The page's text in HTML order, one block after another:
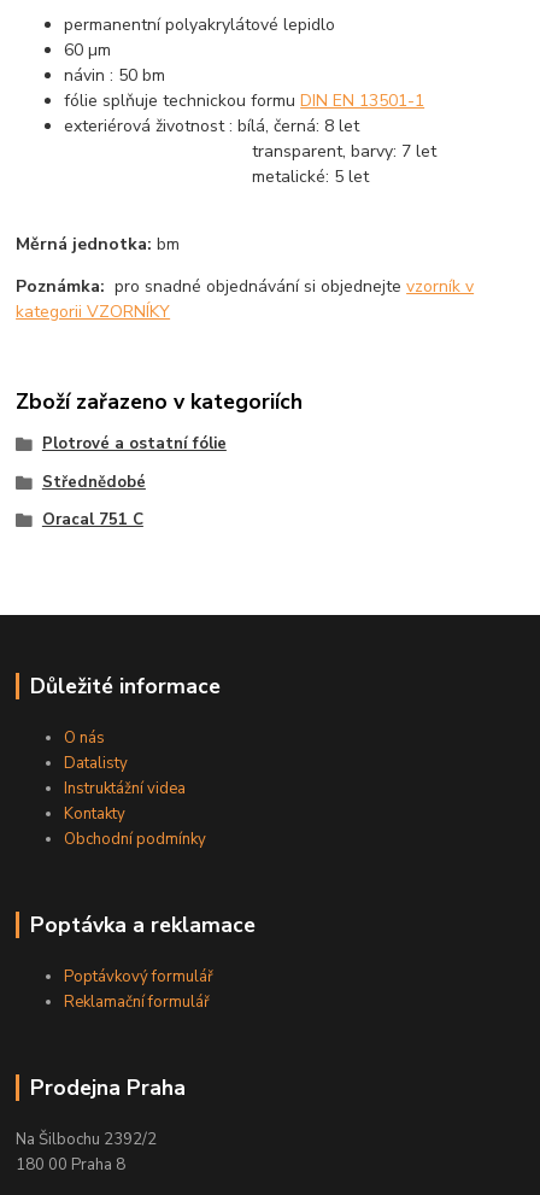
permanentní polyakrylátové lepidlo
60 µm
návin : 50 bm
fólie splňuje technickou formuDIN EN 13501-1
exteriérová životnost : bílá, černá: 8 let
transparent, barvy: 7 let
metalické: 5 let
Měrná jednotka: bm
Poznámka: pro snadné objednávání si objednejtevzorník v
kategorii VZORNÍKY
Zboží zařazeno v kategoriích
Plotrové a ostatní fólie
Střednědobé
Oracal 751 C
Důležité informace
O nás
Datalisty
Instruktážní videa
Kontakty
Obchodní podmínky
Poptávka a reklamace
Poptávkový formulář
Reklamační formulář
Prodejna Praha
Na Šilbochu 2392/2
180 00 Praha 8